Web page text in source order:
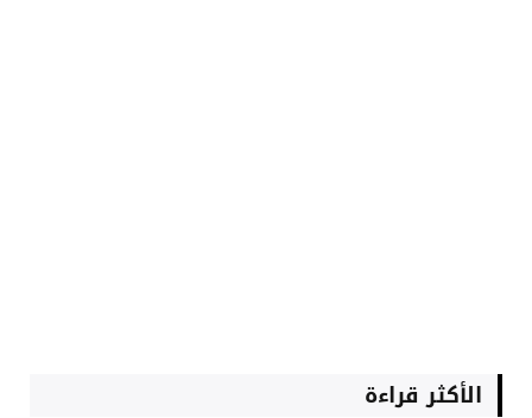
الأكثر قراءة